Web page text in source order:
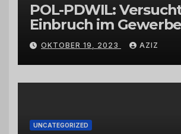
POL-PDWIL:
Einbruch im
Wittlich
OKTOBER 19, 2023 AZIZ
UNCATEGORIZED